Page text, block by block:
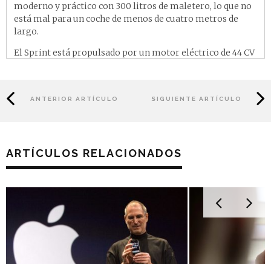
moderno y práctico con 300 litros de maletero, lo que no
está mal para un coche de menos de cuatro metros de
largo.
El Sprint está propulsado por un motor eléctrico de 44 CV
225 km. La recarga se hará por medio de un enchufe
normal que tardará una 15 horas en completar el ciclo o
ANTERIOR ARTÍCULO SIGUIENTE ARTÍCULO
ARTÍCULOS RELACIONADOS